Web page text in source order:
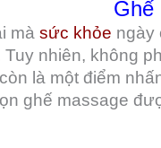
Ghế
mà sức khỏe ngày
Tuy nhiên, không
là một điểm
ghế massage